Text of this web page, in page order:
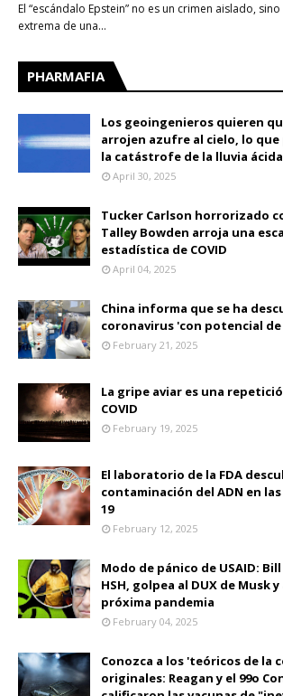
El “escándalo Epstein” no es un crimen aislado,
extrema de una…
PHARMAFIA
Los geoingenieros quieren
arrojen azufre al cielo, lo que
la catástrofe de la lluvia
April 30, 2025
Tucker Carlson horrorizado
Talley Bowden arroja una
estadística de COVID
April 04, 2025
China informa que se ha
coronavirus 'con potencial
February 21, 2025
La gripe aviar es una
COVID
February 19, 2025
El laboratorio de la FDA
contaminación del ADN en las
19
February 12, 2025
Modo de pánico de USAID:
HSH, golpea al DUX de Musk
próxima pandemia
February 04, 2025
Conozca a los 'teóricos de la
originales: Reagan y el 99o